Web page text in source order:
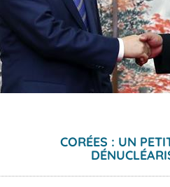
CORÉES : UN